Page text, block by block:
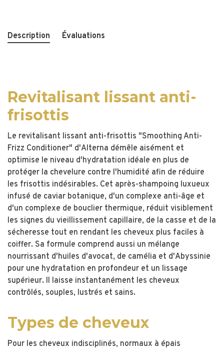
Description Évaluations
Revitalisant lissant anti-
frisottis
Le revitalisant lissant anti-frisottis "Smoothing Anti-
Frizz Conditioner" d'Alterna démêle aisément et
optimise le niveau d'hydratation idéale en plus de
protéger la chevelure contre l'humidité afin de réduire
les frisottis indésirables. Cet après-shampoing luxueux
infusé de caviar botanique, d'un complexe anti-âge et
d'un complexe de bouclier thermique, réduit visiblement
les signes du vieillissement capillaire, de la casse et de la
sécheresse tout en rendant les cheveux plus faciles à
coiffer. Sa formule comprend aussi un mélange
nourrissant d'huiles d'avocat, de camélia et d'Abyssinie
pour une hydratation en profondeur et un lissage
supérieur. Il laisse instantanément les cheveux
contrôlés, souples, lustrés et sains.
Types de cheveux
Pour les cheveux indisciplinés, normaux à épais